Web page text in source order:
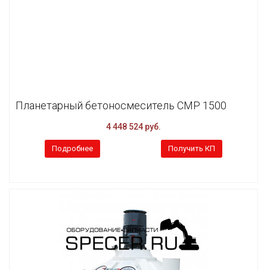
Планетарный бетоносмеситель CMP 1500
4 448 524 руб.
Подробнее Получить КП